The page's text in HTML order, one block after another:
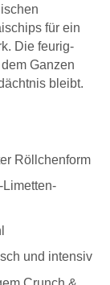
für ein
Die feurig-
Ganzen
bleibt.
Röllchenform
und intensiv